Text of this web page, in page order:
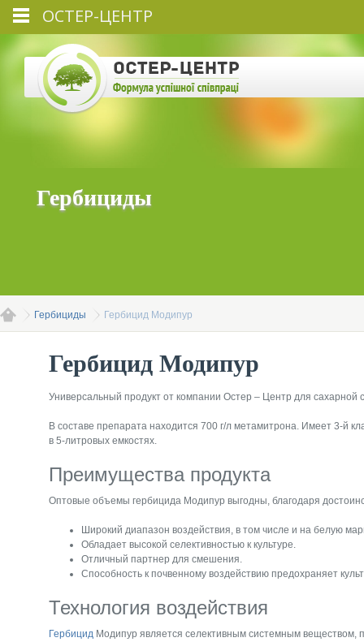
Гербициды
Гербициды Гербицид Модипур
Гербицид Модипур
Универсальный продукт от компании Остер – Центр для сахарной
В составе препарата находится 700 г/л метамитрона. Имеет 3-й
в 5-литровых емкостях.
Преимущества продукта
Оптовые объемы гербицида Модипур выгодны, благодаря
Широкий диапазон воздействия, в том числе и на белую
Обладает высокой селективностью к культуре.
Отличный партнер для смешения.
Способность к почвенному воздействию предохраняет
Технология воздействия
Гербицид Модипур является селективным системным
ОСТЕР-ЦЕНТР